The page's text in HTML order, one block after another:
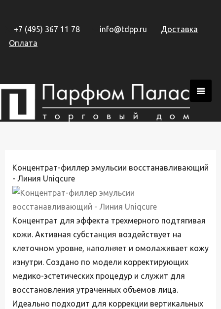
+7 (495) 367 11 78 info@tdpp.ru
Доставка
Оплата
Концентрат-филлер эмульсии восстанавливающий
- Линия Uniqcure
Концентрат для эффекта трехмерного подтягивая
кожи. Активная субстанция воздействует на
клеточном уровне, наполняет и омолаживает кожу
изнутри. Создано по модели корректирующих
медико-эстетических процедур и служит для
восстановления утраченных объемов лица.
Идеально подходит для коррекции вертикальных